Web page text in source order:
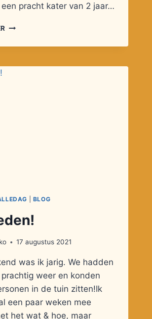
pracht kater van 2 jaar…
KATTENPRAAT
BLOG
17 augustus 2021
was ik jarig. We hadden
weer en konden
in de tuin zitten!Ik
al een paar weken mee
het wat & hoe, maar